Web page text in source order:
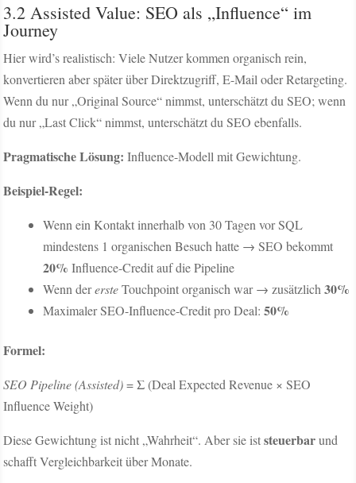
3.2 Assisted Value: SEO als „Influence“ im
Journey
Hier wird’s realistisch: Viele Nutzer kommen organisch rein,
konvertieren aber später über Direktzugriff, E-Mail oder Retargeting.
Wenn du nur „Original Source“ nimmst, unterschätzt du SEO; wenn
du nur „Last Click“ nimmst, unterschätzt du SEO ebenfalls.
Pragmatische Lösung: Influence-Modell mit Gewichtung.
Beispiel-Regel:
Wenn ein Kontakt innerhalb von 30 Tagen vor SQL
mindestens 1 organischen Besuch hatte → SEO bekommt
20% Influence-Credit auf die Pipeline
Wenn derersteTouchpoint organisch war → zusätzlich30%
Maximaler SEO-Influence-Credit pro Deal:50%
Formel:
SEO Pipeline (Assisted)= Σ (Deal Expected Revenue × SEO
Influence Weight)
Diese Gewichtung ist nicht „Wahrheit“. Aber sie iststeuerbarund
schafft Vergleichbarkeit über Monate.